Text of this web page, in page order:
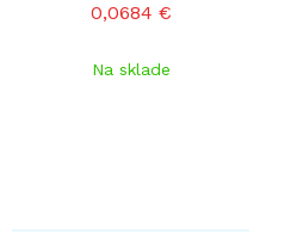
0,0684 €
Na sklade